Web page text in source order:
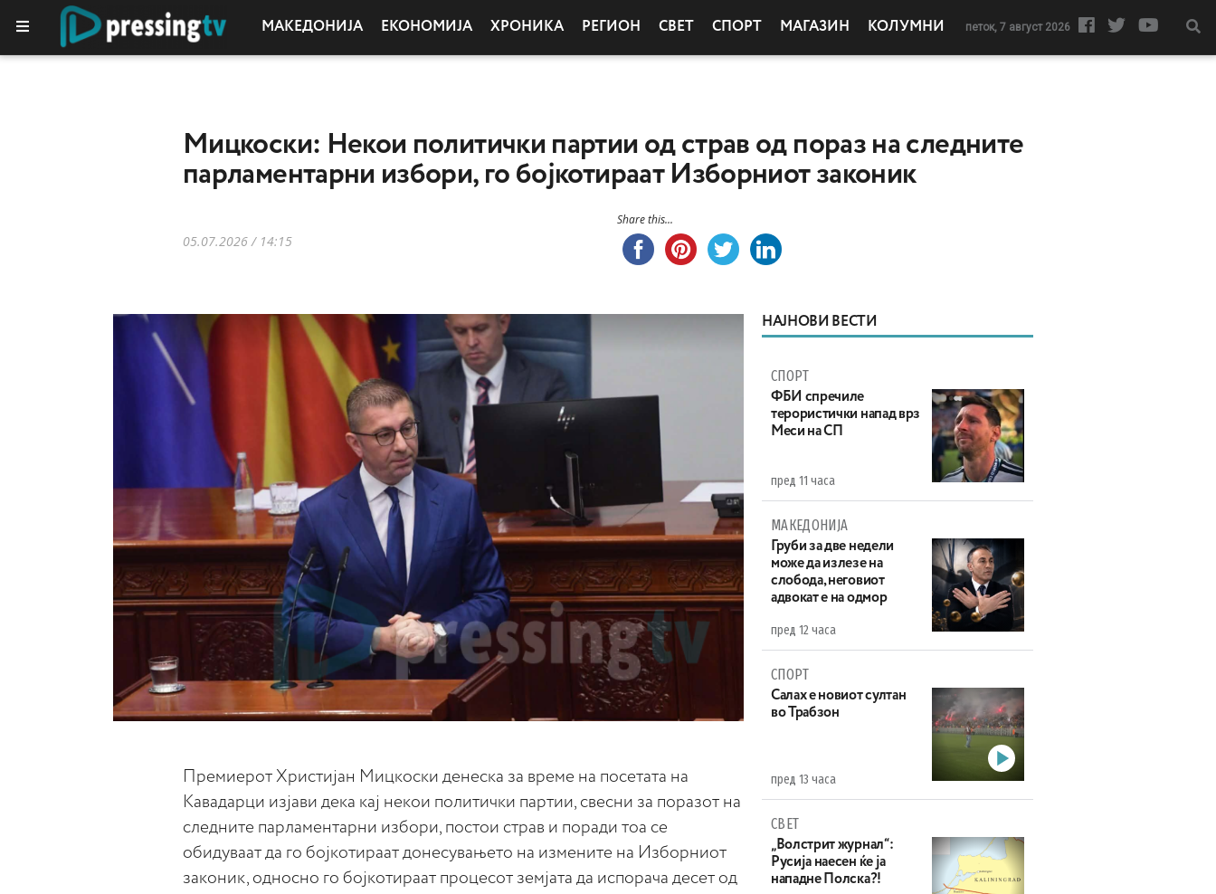
МАКЕДОНИЈА ЕКОНОМИЈА ХРОНИКА РЕГИОН СВЕТ СПОРТ МАГАЗИН КОЛУМНИ петок, 7 август 2026
Мицкоски: Некои политички партии од страв од пораз на следните
парламентарни избори, го бојкотираат Изборниот законик
05.07.2026 / 14:15
Share this...
Премиерот Христијан Мицкоски денеска за време на посетата на
Кавадарци изјави дека кај некои политички партии, свесни за поразот на
следните парламентарни избори, постои страв и поради тоа се
обидуваат да го бојкотираат донесувањето на измените на Изборниот
законик, односно го бојкотираат процесот земјата да испорача десет од
НАЈНОВИ ВЕСТИ
СПОРТ
ФБИ спречиле
терористички напад врз
Меси на СП
пред 11 часа
МАКЕДОНИЈА
Груби за две недели
може да излезе на
слобода, неговиот
адвокат е на одмор
пред 12 часа
СПОРТ
Салах е новиот султан
во Трабзон
пред 13 часа
СВЕТ
„Волстрит журнал“:
Русија наесен ќе ја
нападне Полска?!